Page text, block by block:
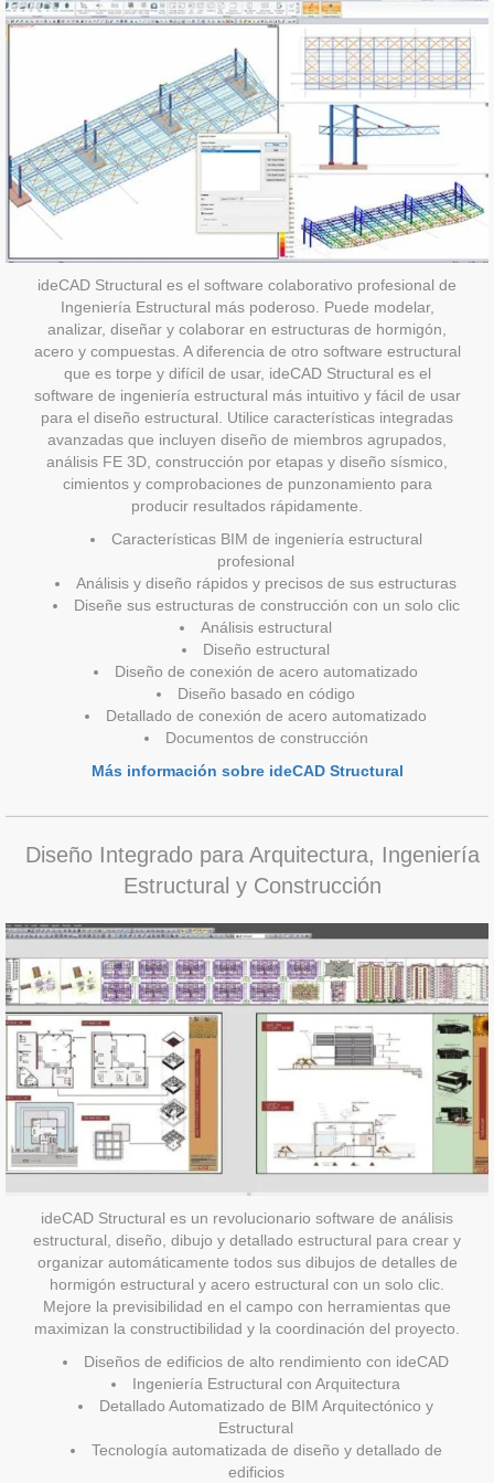
ideCAD Structural es el software colaborativo profesional de
Ingeniería Estructural más poderoso. Puede modelar,
analizar, diseñar y colaborar en estructuras de hormigón,
acero y compuestas. A diferencia de otro software estructural
que es torpe y difícil de usar, ideCAD Structural es el
software de ingeniería estructural más intuitivo y fácil de usar
para el diseño estructural. Utilice características integradas
avanzadas que incluyen diseño de miembros agrupados,
análisis FE 3D, construcción por etapas y diseño sísmico,
cimientos y comprobaciones de punzonamiento para
producir resultados rápidamente.
Características BIM de ingeniería estructural
profesional
Análisis y diseño rápidos y precisos de sus estructuras
Diseñe sus estructuras de construcción con un solo clic
Análisis estructural
Diseño estructural
Diseño de conexión de acero automatizado
Diseño basado en código
Detallado de conexión de acero automatizado
Documentos de construcción
Más información sobre ideCAD Structural
Diseño Integrado para Arquitectura, Ingeniería
Estructural y Construcción
ideCAD Structural es un revolucionario software de análisis
estructural, diseño, dibujo y detallado estructural para crear y
organizar automáticamente todos sus dibujos de detalles de
hormigón estructural y acero estructural con un solo clic.
Mejore la previsibilidad en el campo con herramientas que
maximizan la constructibilidad y la coordinación del proyecto.
Diseños de edificios de alto rendimiento con ideCAD
Ingeniería Estructural con Arquitectura
Detallado Automatizado de BIM Arquitectónico y
Estructural
Tecnología automatizada de diseño y detallado de
edificios